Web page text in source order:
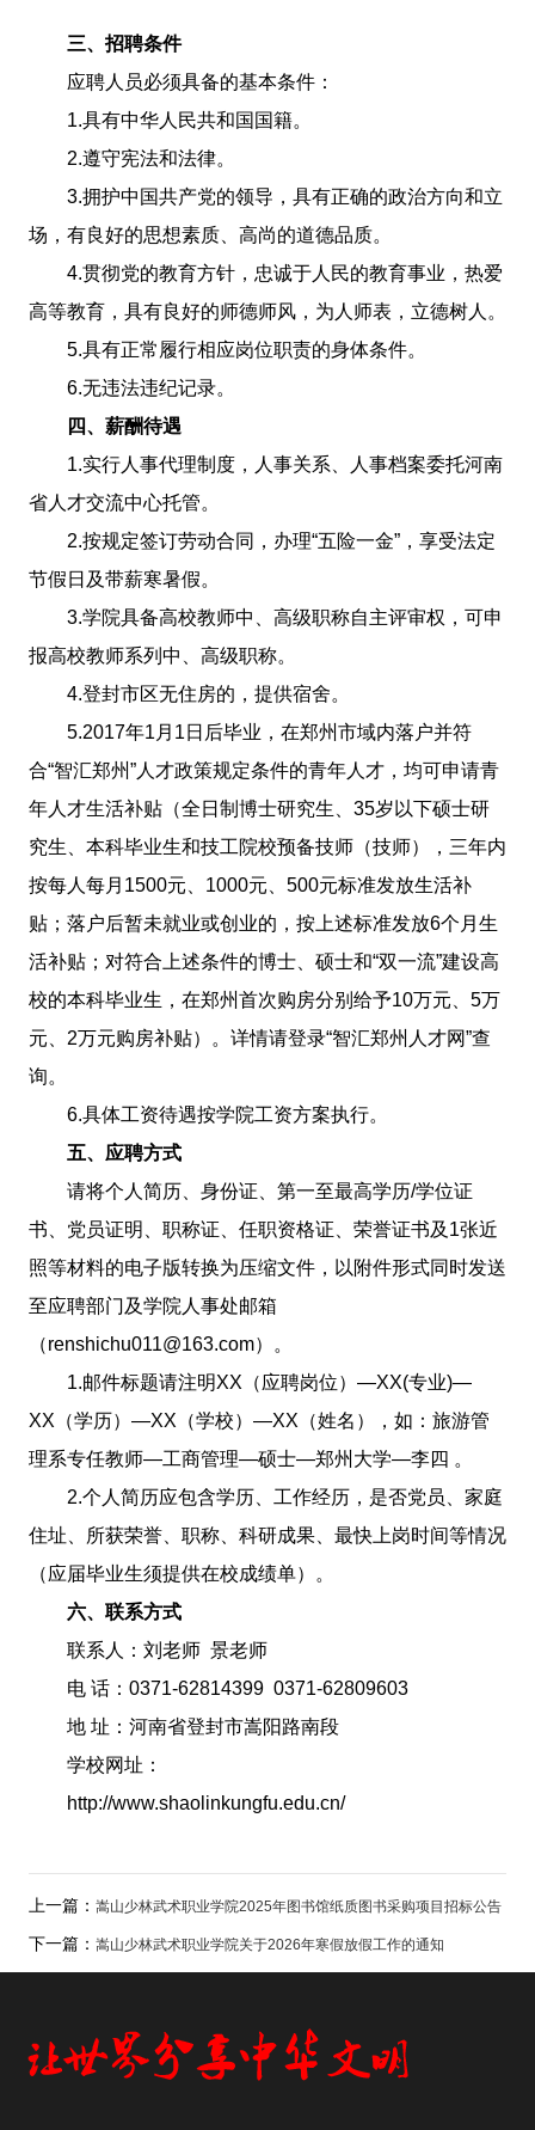
三、招聘条件
应聘人员必须具备的基本条件：
1.具有中华人民共和国国籍。
2.遵守宪法和法律。
3.拥护中国共产党的领导，具有正确的政治方向和立
场，有良好的思想素质、高尚的道德品质。
4.贯彻党的教育方针，忠诚于人民的教育事业，热爱
高等教育，具有良好的师德师风，为人师表，立德树人。
5.具有正常履行相应岗位职责的身体条件。
6.无违法违纪记录。
四、薪酬待遇
1.实行人事代理制度，人事关系、人事档案委托河南
省人才交流中心托管。
2.按规定签订劳动合同，办理“五险一金”，享受法定
节假日及带薪寒暑假。
3.学院具备高校教师中、高级职称自主评审权，可申
报高校教师系列中、高级职称。
4.登封市区无住房的，提供宿舍。
5.2017年1月1日后毕业，在郑州市域内落户并符
合“智汇郑州”人才政策规定条件的青年人才，均可申请青
年人才生活补贴（全日制博士研究生、35岁以下硕士研
究生、本科毕业生和技工院校预备技师（技师），三年内
按每人每月1500元、1000元、500元标准发放生活补
贴；落户后暂未就业或创业的，按上述标准发放6个月生
活补贴；对符合上述条件的博士、硕士和“双一流”建设高
校的本科毕业生，在郑州首次购房分别给予10万元、5万
元、2万元购房补贴）。详情请登录“智汇郑州人才网”查
询。
6.具体工资待遇按学院工资方案执行。
五、应聘方式
请将个人简历、身份证、第一至最高学历/学位证
书、党员证明、职称证、任职资格证、荣誉证书及1张近
照等材料的电子版转换为压缩文件，以附件形式同时发送
至应聘部门及学院人事处邮箱
（renshichu011@163.com）。
1.邮件标题请注明XX（应聘岗位）—XX(专业)—
XX（学历）—XX（学校）—XX（姓名），如：旅游管
理系专任教师—工商管理—硕士—郑州大学—李四 。
2.个人简历应包含学历、工作经历，是否党员、家庭
住址、所获荣誉、职称、科研成果、最快上岗时间等情况
（应届毕业生须提供在校成绩单）。
六、联系方式
联系人：刘老师 景老师
电 话：0371-62814399 0371-62809603
地 址：河南省登封市嵩阳路南段
学校网址：
http://www.shaolinkungfu.edu.cn/
上一篇： 嵩山少林武术职业学院2025年图书馆纸质图书采购项目招标公告
下一篇： 嵩山少林武术职业学院关于2026年寒假放假工作的通知